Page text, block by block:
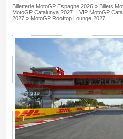
Billetterie MotoGP Espagne 2026» Billets
MotoGP Catalunya 2027 | VIP MotoGP
2027» MotoGP Rooftop Lounge 2027